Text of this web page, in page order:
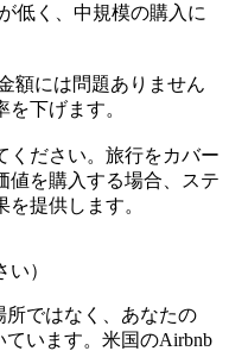
低く、中規模の購入に
額には問題ありません
下げます。
ください。旅行をカバー
値を購入する場合、ステ
提供します。
）
所ではなく、あなたの
います。米国のAirbnb